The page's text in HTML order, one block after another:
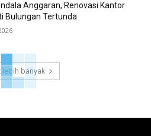
Anggaran, Renovasi Kantor
Bulungan Tertunda
lebih banyak